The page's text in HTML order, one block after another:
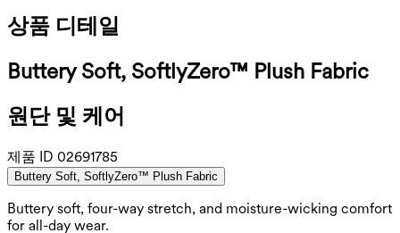
상품 디테일
Buttery Soft, SoftlyZero™ Plush Fabric
원단 및 케어
제품 ID 02691785
Buttery Soft, SoftlyZero™ Plush Fabric
Buttery soft, four-way stretch, and moisture-wicking comfort
for all-day wear.